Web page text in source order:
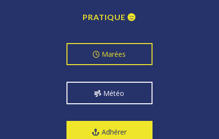
PRATIQUE
Marées
Météo
Adhérer